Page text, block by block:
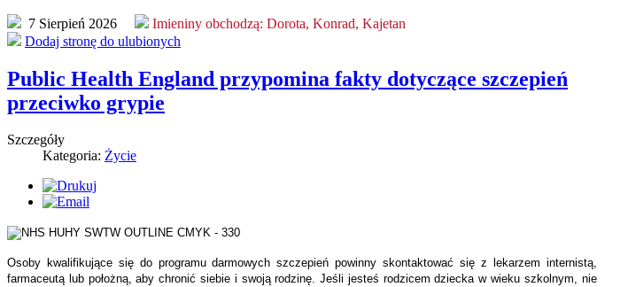
7 Sierpień 2026 Imieniny obchodzą: Dorota, Konrad, Kajetan
Dodaj stronę do ulubionych
Public Health England przypomina fakty dotyczące szczepień
przeciwko grypie
Szczegóły
Kategoria: Życie
Osoby kwalifikujące się do programu darmowych szczepień powinny skontaktować się z lekarzem internistą,
farmaceutą lub położną, aby chronić siebie i swoją rodzinę. Jeśli jesteś rodzicem dziecka w wieku szkolnym, nie